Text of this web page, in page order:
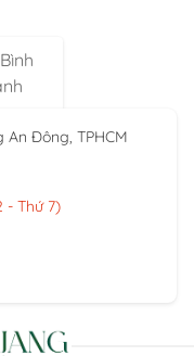
An Đông, TPHCM
- Thứ 7)